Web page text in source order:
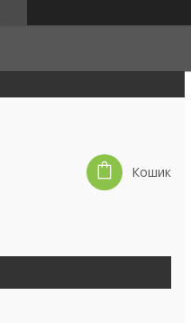
Кошик